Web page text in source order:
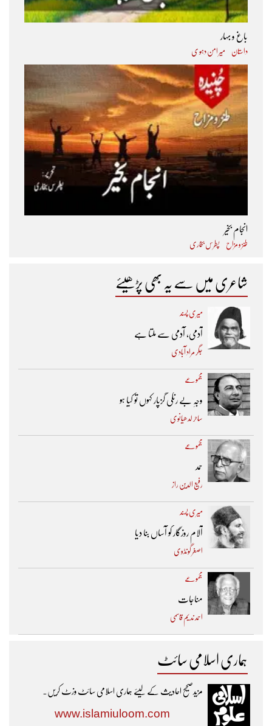
باغ و بہار
داستان میر امن دہو ی
انجام بخیر
طنز و مزاح پطرس بخاری
شاعری میں سے یہ بھی پڑھیئے
میری پسند
آدمی، آدمی سے ملتا ہے
جگر مراد آبادی
مجموعے
وجہِ بے رنگی گزپار کہوں تو کیا ہو
ساحر لدھیانوی
مجموعے
حمد
رفیع الدین راز
میری پسند
آلام روزگار کو آساں بنا دیا
اصغر گونڈوی
مجموعے
مناجات
احمد ندیم قاسمی
ہماری اسلامی سائٹ
مزیدصحیح احادیث کے لیئے ہماری اسلامی سائٹ وزٹ کریں۔
www.islamiuloom.com